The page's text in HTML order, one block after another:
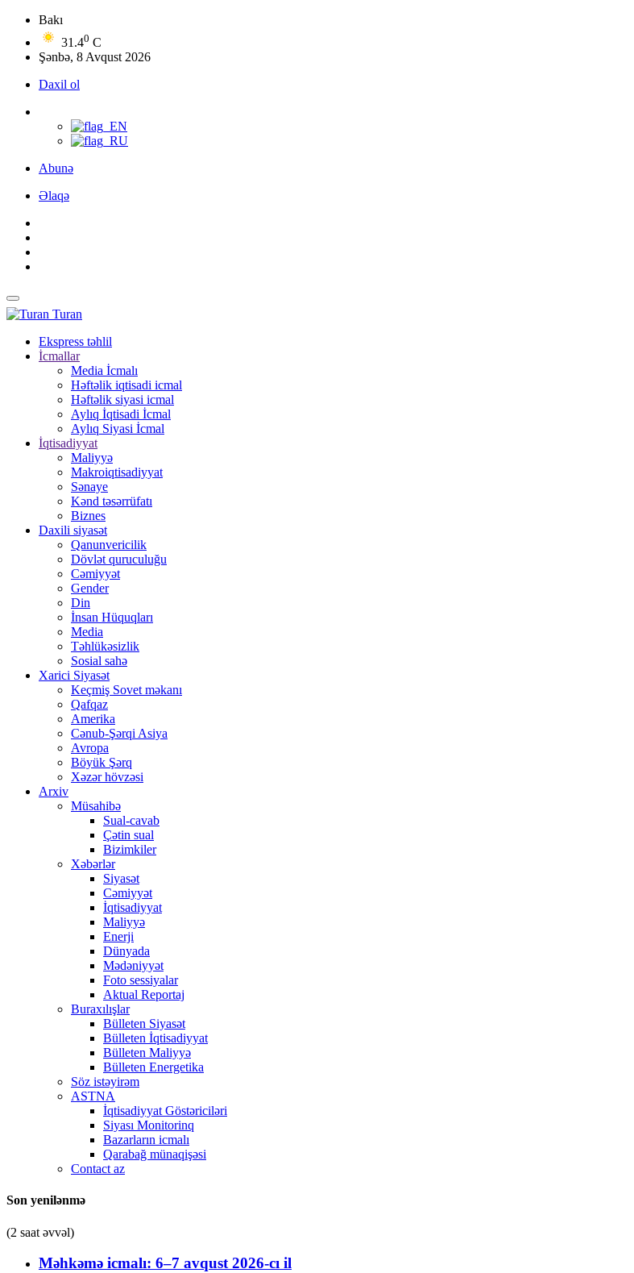
Bakı
31.40 C
Şənbə, 8 Avqust 2026
Daxil ol
Abunə
Əlaqə
Turan
Ekspress təhlil
İcmallar
Media İcmalı
Həftəlik iqtisadi icmal
Həftəlik siyasi icmal
Aylıq İqtisadi İcmal
Aylıq Siyasi İcmal
İqtisadiyyat
Maliyyə
Makroiqtisadiyyat
Sənaye
Kənd təsərrüfatı
Biznes
Daxili siyasət
Qanunvericilik
Dövlət quruculuğu
Cəmiyyət
Gender
Din
İnsan Hüquqları
Media
Təhlükəsizlik
Sosial sahə
Xarici Siyasət
Keçmiş Sovet məkanı
Qafqaz
Amerika
Cənub-Şərqi Asiya
Avropa
Böyük Şərq
Xəzər hövzəsi
Arxiv
Müsahibə
Sual-cavab
Çətin sual
Bizimkiler
Xəbərlər
Siyasət
Cəmiyyət
İqtisadiyyat
Maliyyə
Enerji
Dünyada
Mədəniyyət
Foto sessiyalar
Aktual Reportaj
Buraxılışlar
Bülleten Siyasət
Bülleten İqtisadiyyat
Bülleten Maliyyə
Bülleten Energetika
Söz istəyirəm
ASTNA
İqtisadiyyat Göstəriciləri
Siyası Monitorinq
Bazarların icmalı
Qarabağ münaqişəsi
Contact az
Son yenilənmə
(2 saat əvvəl)
Məhkəmə icmalı: 6–7 avqust 2026-cı il